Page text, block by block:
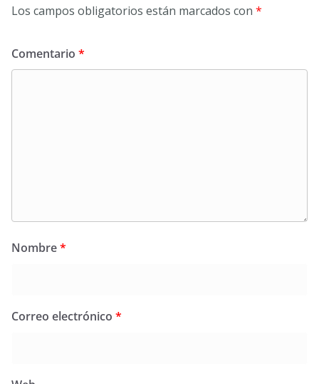
Los campos obligatorios están marcados con *
Comentario *
Nombre*
Correo electrónico *